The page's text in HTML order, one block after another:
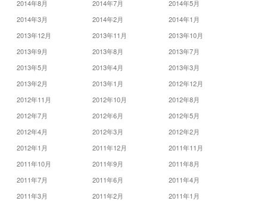
2014年8月
2014年7月
2014年5月
2014年3月
2014年2月
2014年1月
2013年12月
2013年11月
2013年10月
2013年9月
2013年8月
2013年7月
2013年5月
2013年4月
2013年3月
2013年2月
2013年1月
2012年12月
2012年11月
2012年10月
2012年8月
2012年7月
2012年6月
2012年5月
2012年4月
2012年3月
2012年2月
2012年1月
2011年12月
2011年11月
2011年10月
2011年9月
2011年8月
2011年7月
2011年6月
2011年4月
2011年3月
2011年2月
2011年1月